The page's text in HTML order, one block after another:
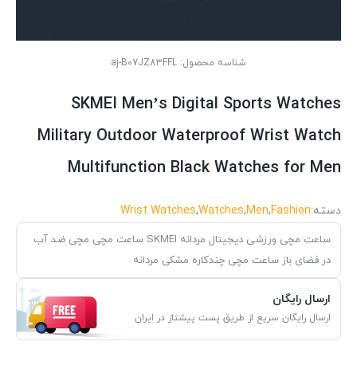
شناسه محصول: aj-B07JZ83FFL
SKMEI Men’s Digital Sports Watches
Military Outdoor Waterproof Wrist Watch
Multifunction Black Watches for Men
دسته:Fashion
,
Men
,
Watches
,
Wrist Watches
ساعت مچی ورزشی دیجیتال مردانه SKMEI ساعت مچی مچی ضد آب
در فضای باز ساعت مچی چندکاره مشکی مردانه
ارسال رایگان
ارسال رایگان سریع از طریق پست پیشتاز در ایران